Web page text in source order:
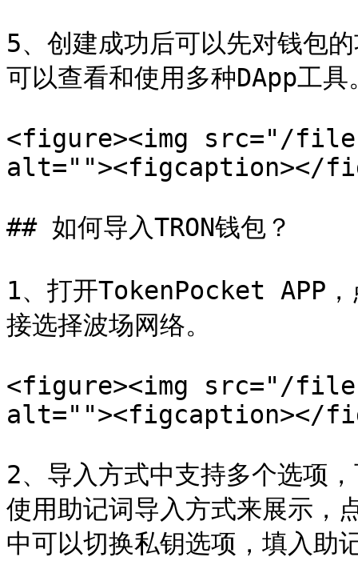
5、创建成功后可以先对钱包
可以查看和使用多种DApp工具
<figure><img src="/files/
alt=""><figcaption></
## 如何导入TRON钱包？
1、打开TokenPocket APP，
接选择波场网络。
<figure><img src="/files/
alt=""><figcaption></
2、导入方式中支持多个选项
使用助记词导入方式来展示
中可以切换私钥选项，填入助